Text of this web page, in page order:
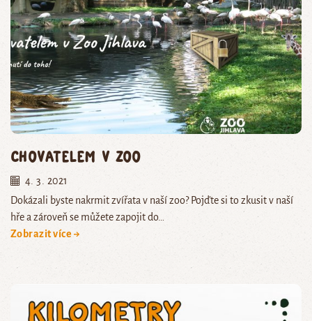
Chovatelem v zoo
4. 3. 2021
Dokázali byste nakrmit zvířata v naší zoo? Pojďte si to zkusit v naší
hře a zároveň se můžete zapojit do…
Zobrazit více →